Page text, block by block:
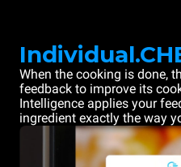
When the cooking is done,
feedback to improve its
Intelligence applies your
ingredient exactly the way